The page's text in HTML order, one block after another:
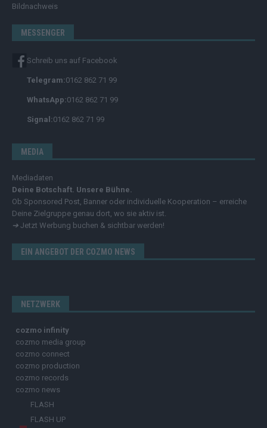
Bildnachweis
MESSENGER
Schreib uns auf Facebook
Telegram:0162 862 71 99
WhatsApp:0162 862 71 99
Signal:0162 862 71 99
MEDIA
Mediadaten
Deine Botschaft. Unsere Bühne.
Ob Sponsored Post, Banner oder individuelle Kooperation – erreiche
Deine Zielgruppe genau dort, wo sie aktiv ist.
➔ Jetzt Werbung buchen & sichtbar werden!
EIN ANGEBOT DER COZMO NEWS
NETZWERK
cozmo infinity
cozmo media group
cozmo connect
cozmo production
cozmo records
cozmo news
FLASH
FLASH UP